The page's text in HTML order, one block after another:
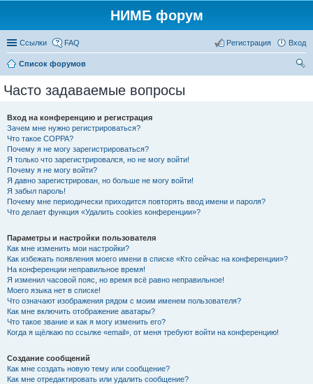
НИМБ форум
Ссылки FAQ Вход
Регистрация
Список форумов
Часто задаваемые вопросы
Вход на конференцию и регистрация
Зачем мне нужно регистрироваться?
Что такое COPPA?
Почему я не могу зарегистрироваться?
Я только что зарегистрировался, но не могу войти!
Почему я не могу войти?
Я давно зарегистрирован, но больше не могу войти!
Я забыл пароль!
Почему мне периодически приходится повторять ввод имени и пароля?
Что делает функция «Удалить cookies конференции»?
Параметры и настройки пользователя
Как мне изменить мои настройки?
Как избежать появления моего имени в списке «Кто сейчас на конференции»?
На конференции неправильное время!
Я изменил часовой пояс, но время всё равно неправильное!
Моего языка нет в списке!
Что означают изображения рядом с моим именем пользователя?
Как мне включить отображение аватары?
Что такое звание и как я могу изменить его?
Когда я щёлкаю по ссылке «email», от меня требуют войти на конференцию!
Создание сообщений
Как мне создать новую тему или сообщение?
Как мне отредактировать или удалить сообщение?